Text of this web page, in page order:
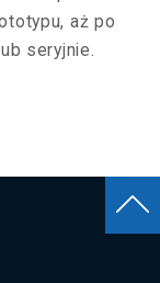
aż po
seryjnie.